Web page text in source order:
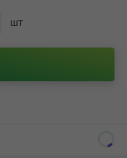
шт